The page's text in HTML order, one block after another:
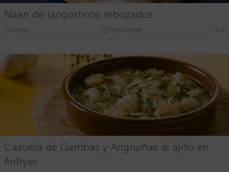
Naan de langostinos rebozados
15 min Principiante 2
Cazuela de Gambas y Angruiñas al ajillo en
Airfryer